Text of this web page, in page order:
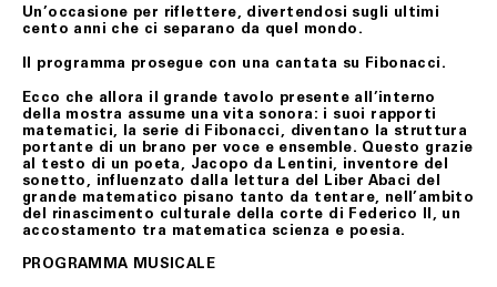
Un’occasione per riflettere, divertendosi sugli ultimi
cento anni che ci separano da quel mondo.
Il programma prosegue con una cantata su Fibonacci.
Ecco che allora il grande tavolo presente all’interno
dell a mostra assume una vita sonora : i suoi rapporti
matematici, la serie di Fibonacci, diventano la struttura
portante di un brano per voce e ensemble. Questo grazie
al testo di un poeta, Jacopo da Lentini, inventore del
sonetto, influenzato dalla lettura del Liber Abaci del
grande matematico pisano tanto da tentare, nell’ambito
del rinascimento culturale della corte di Federico II, un
accostamento tra matematica scienza e poesia.
PROGRAMMA MUSICALE